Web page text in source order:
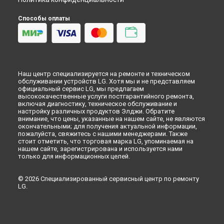
Способы оплаты
Наш центр специализируется на ремонте и техническом
обслуживании устройств LG. Хотя мы и не представляем
официальный сервис LG, мы предлагаем
высококачественные услуги постгарантийного ремонта,
включая диагностику, техническое обслуживание и
настройку различных продуктов Элджи. Обратите
внимание, что цены, указанные на нашем сайте, не являются
окончательными; для получения актуальной информации,
пожалуйста, свяжитесь с нашими менеджерами. Также
стоит отметить, что торговая марка LG, упоминаемая на
нашем сайте, зарегистрирована и используется нами
только для информационных целей.
© 2026 Специализированный сервисный центр по ремонту
LG.